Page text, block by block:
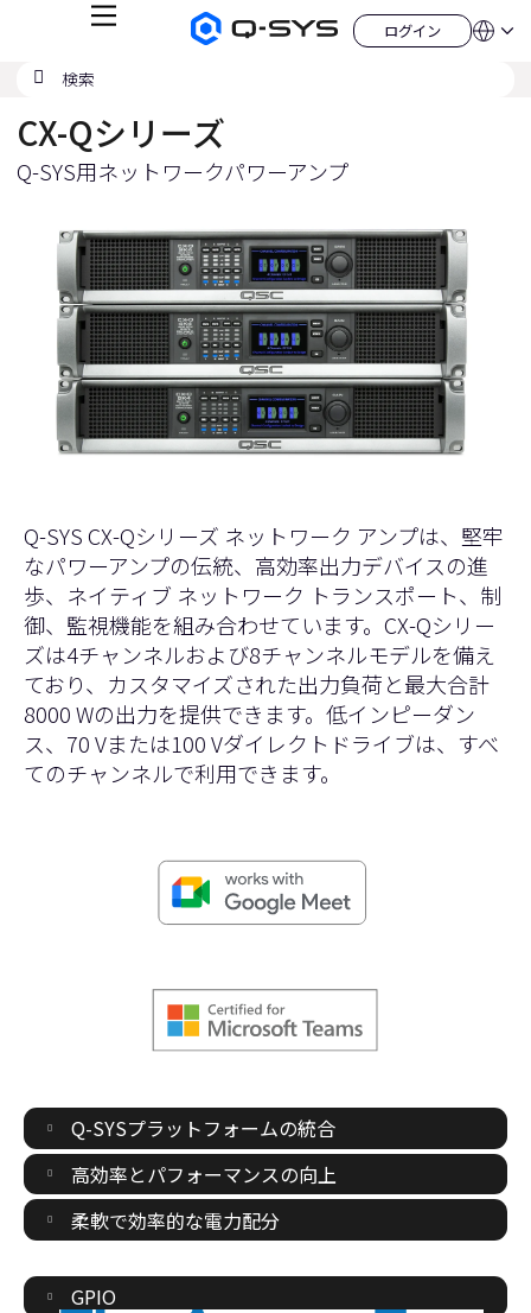
Q-
ィ
オ
製
品
ー
ム
ペ
ー
ジ
メ
ュ
ログイン
ロ
グ
言
QSYS.com (English)
Deutsch
Español
Français
한국어
China (中文)
の
送
信
CX-Qシリーズ
Q-SYS用ネットワークパワーアンプ
Q-SYS CX-Qシリーズ ネットワーク アンプは、堅牢
なパワーアンプの伝統、高効率出力デバイスの進
歩、ネイティブ ネットワーク トランスポート、制
御、監視機能を組み合わせています。CX-Qシリー
ズは4チャンネルおよび8チャンネルモデルを備え
ており、カスタマイズされた出力負荷と最大合計
8000 Wの出力を提供できます。低インピーダン
ス、70 Vまたは100 Vダイレクトドライブは、すべ
てのチャンネルで利用できます。
Q-SYSプラットフォームの統合
高効率とパフォーマンスの向上
柔軟で効率的な電力配分
GPIO